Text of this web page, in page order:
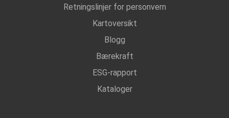
Retningslinjer for personvern
Kartoversikt
Blogg
Bærekraft
ESG-rapport
Kataloger